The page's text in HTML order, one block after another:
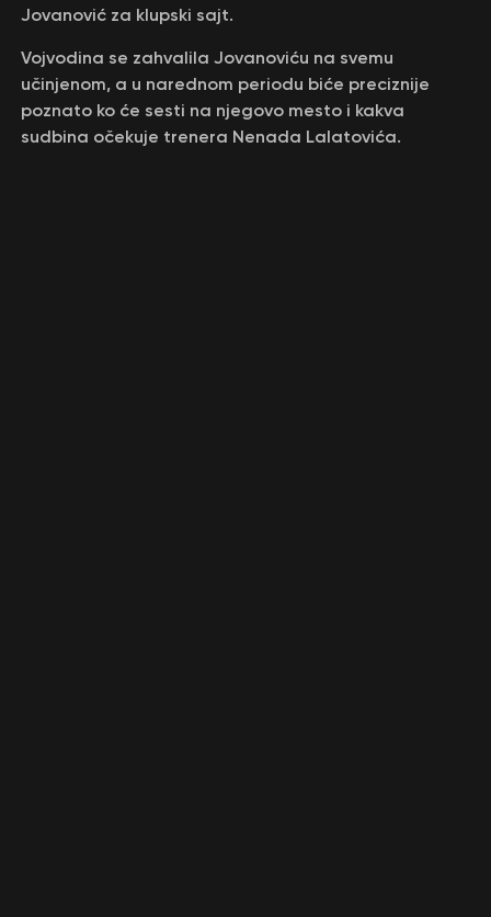
Jovanović za klupski sajt.
Vojvodina se zahvalila Jovanoviću na svemu
učinjenom, a u narednom periodu biće preciznije
poznato ko će sesti na njegovo mesto i kakva
sudbina očekuje trenera Nenada Lalatovića.